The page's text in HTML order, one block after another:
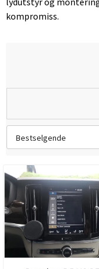
kompromiss.
Bestselgende